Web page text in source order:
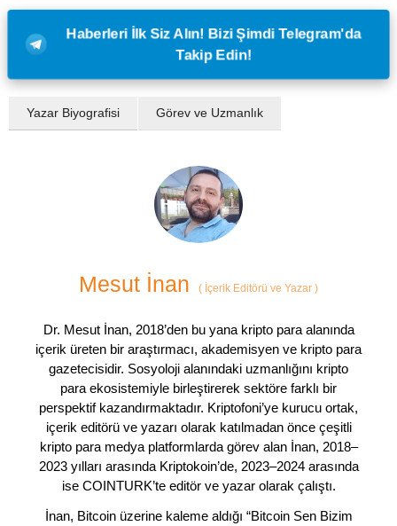
Haberleri İlk Siz Alın! Bizi Şimdi Telegram'da
Takip Edin!
Yazar Biyografisi Görev ve Uzmanlık
Mesut İnan ( İçerik Editörü ve Yazar )
Dr. Mesut İnan, 2018’den bu yana kripto para alanında
içerik üreten bir araştırmacı, akademisyen ve kripto para
gazetecisidir. Sosyoloji alanındaki uzmanlığını kripto
para ekosistemiyle birleştirerek sektöre farklı bir
perspektif kazandırmaktadır. Kriptofoni’ye kurucu ortak,
içerik editörü ve yazarı olarak katılmadan önce çeşitli
kripto para medya platformlarda görev alan İnan, 2018–
2023 yılları arasında Kriptokoin’de, 2023–2024 arasında
ise COINTURK’te editör ve yazar olarak çalıştı.
İnan, Bitcoin üzerine kaleme aldığı “Bitcoin Sen Bizim